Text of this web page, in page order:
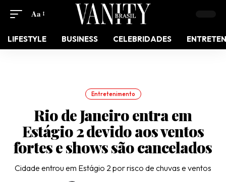
Aa
LIFESTYLE BUSINESS CELEBRIDADES
Entretenimento
Rio de Janeiro entra em
Estágio 2 devido aos ventos
fortes e shows são cancelados
Cidade entrou em Estágio 2 por risco de chuvas e ventos